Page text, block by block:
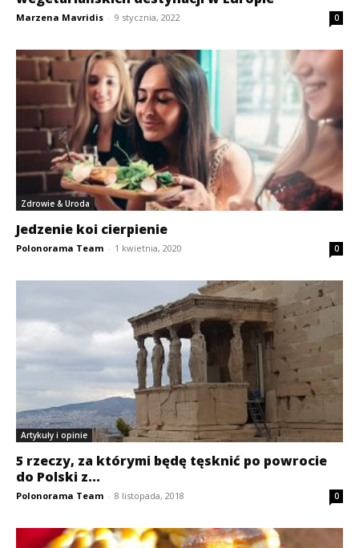
Marzena Mavridis - 9 stycznia, 2022 0
Zdrowie & Uroda
Jedzenie koi cierpienie
Polonorama Team - 1 kwietnia, 2020 0
Artykuły i opinie
5 rzeczy, za którymi będę tęsknić po powrocie
do Polski z...
Polonorama Team - 8 listopada, 2018 0